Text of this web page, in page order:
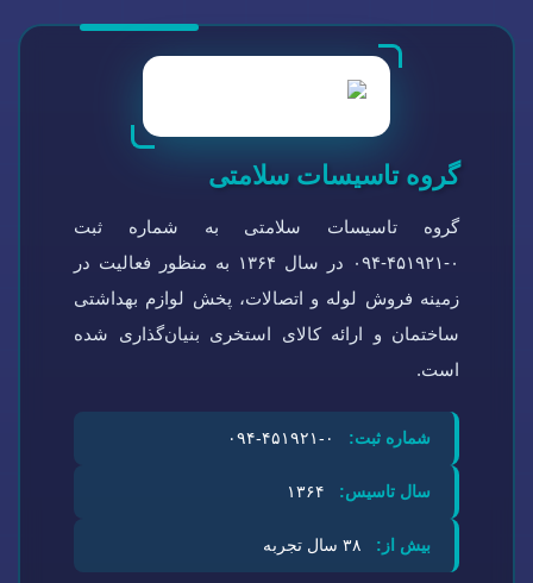
گروه تاسیسات سلامتی
گروه تاسیسات سلامتی به شماره ثبت
۰-۴۵۱۹۲۱-۰۹۴ در سال ۱۳۶۴ به منظور فعالیت در
زمینه فروش لوله و اتصالات، پخش لوازم بهداشتی
ساختمان و ارائه کالای استخری بنیان‌گذاری شده
است.
شماره ثبت:
سال تاسیس:
بیش از: